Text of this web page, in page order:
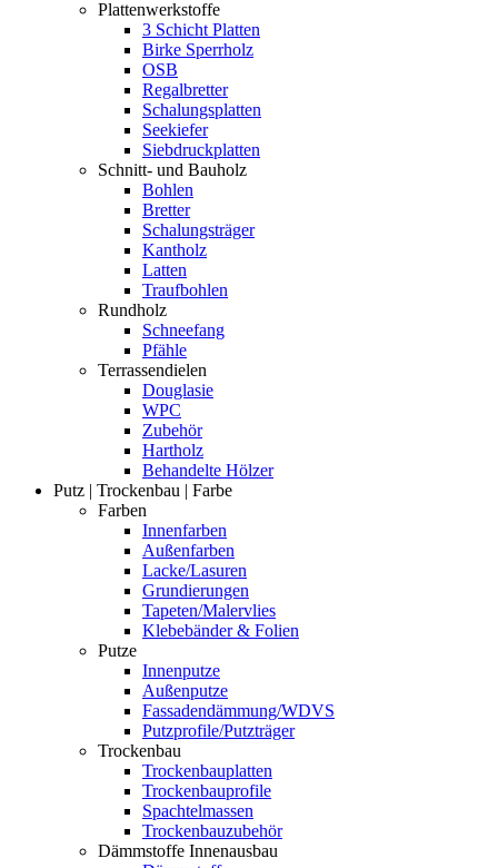
Plattenwerkstoffe
3 Schicht Platten
Birke Sperrholz
OSB
Regalbretter
Schalungsplatten
Seekiefer
Siebdruckplatten
Schnitt- und Bauholz
Bohlen
Bretter
Schalungsträger
Kantholz
Latten
Traufbohlen
Rundholz
Schneefang
Pfähle
Terrassendielen
Douglasie
WPC
Zubehör
Hartholz
Behandelte Hölzer
Putz | Trockenbau | Farbe
Farben
Innenfarben
Außenfarben
Lacke/Lasuren
Grundierungen
Tapeten/Malervlies
Klebebänder & Folien
Putze
Innenputze
Außenputze
Fassadendämmung/WDVS
Putzprofile/Putzträger
Trockenbau
Trockenbauplatten
Trockenbauprofile
Spachtelmassen
Trockenbauzubehör
Dämmstoffe Innenausbau